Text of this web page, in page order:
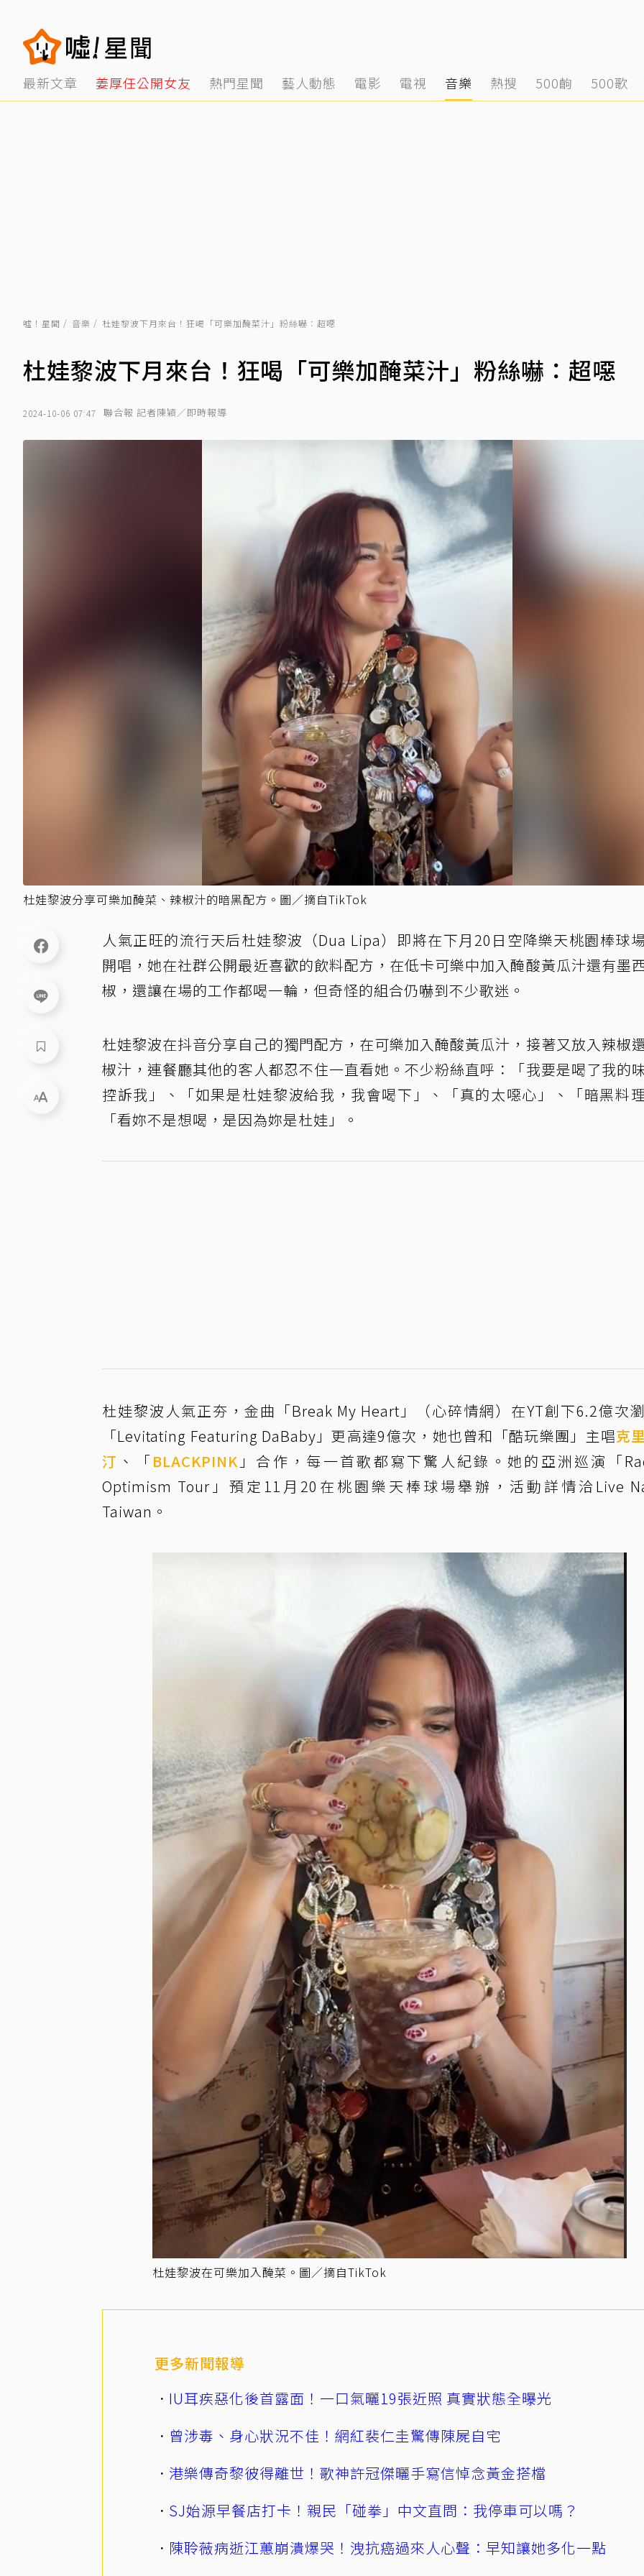
最新文章 姜厚任公開女友 熱門星聞 藝人動態 電影 電視 音樂 熱搜 500齣 500歌
噓！星聞 音樂 杜娃黎波下月來台！狂喝「可樂加醃菜汁」粉絲嚇：超噁
杜娃黎波下月來台！狂喝「可樂加醃菜汁」粉絲嚇：超噁
2024-10-06 07:47 聯合報 記者陳穎／即時報導
杜娃黎波分享可樂加醃菜、辣椒汁的暗黑配方。圖／摘自TikTok
人氣正旺的流行天后杜娃黎波（Dua Lipa）即將在下月20日空降樂天桃園棒球
開唱，她在社群公開最近喜歡的飲料配方，在低卡可樂中加入醃酸黃瓜汁還有墨
椒，還讓在場的工作都喝一輪，但奇怪的組合仍嚇到不少歌迷。
杜娃黎波在抖音分享自己的獨門配方，在可樂加入醃酸黃瓜汁，接著又放入辣椒
椒汁，連餐廳其他的客人都忍不住一直看她。不少粉絲直呼：「我要是喝了我的
控訴我」、「如果是杜娃黎波給我，我會喝下」、「真的太噁心」、「暗黑料
「看妳不是想喝，是因為妳是杜娃」。
杜娃黎波人氣正夯，金曲「Break My Heart」（心碎情網）在YT創下6.2億次瀏
「Levitating Featuring DaBaby」更高達9億次，她也曾和「酷玩樂團」主唱克
汀 、「BLACKPINK」合作，每一首歌都寫下驚人紀錄。她的亞洲巡演「
Optimism Tour」預定11月20在桃園樂天棒球場舉辦，活動詳情洽Live
Taiwan。
杜娃黎波在可樂加入醃菜。圖／摘自TikTok
更多新聞報導
IU耳疾惡化後首露面！一口氣曬19張近照 真實狀態全曝光
曾涉毒、身心狀況不佳！網紅裴仁圭驚傳陳屍自宅
港樂傳奇黎彼得離世！歌神許冠傑曬手寫信悼念黃金搭檔
SJ始源早餐店打卡！親民「碰拳」中文直問：我停車可以嗎？
陳聆薇病逝江蕙崩潰爆哭！洩抗癌過來人心聲：早知讓她多化一點